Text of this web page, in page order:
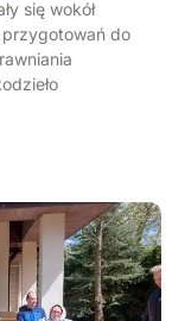
się wokół
do